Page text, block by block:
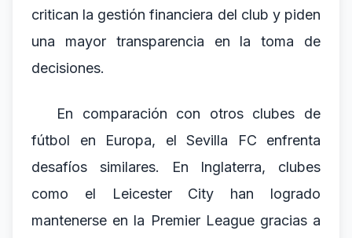
critican la gestión financiera del club y piden
una mayor transparencia en la toma de
decisiones.
En comparación con otros clubes de
fútbol en Europa, el Sevilla FC enfrenta
desafíos similares. En Inglaterra, clubes
como el Leicester City han logrado
mantenerse en la Premier League gracias a